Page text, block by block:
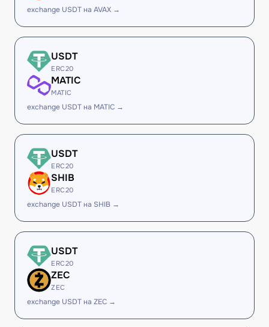
exchange USDT на AVAX →
USDT
ERC20
MATIC
MATIC
exchange USDT на MATIC →
USDT
ERC20
SHIB
ERC20
exchange USDT на SHIB →
USDT
ERC20
ZEC
ZEC
exchange USDT на ZEC →